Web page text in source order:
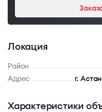
Локация
Район
Адрес
г.
Характеристики